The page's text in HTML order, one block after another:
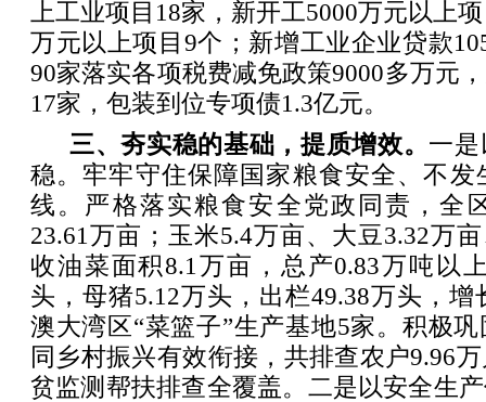
上工业项目18家，新开工5000万元以上
万元以上项目9个；新增工业企业贷款
90家落实各项税费减免政策9000多万元
17家，包装到位专项债1.3亿元。
三、夯实稳的基础，提质增效。 一
稳。牢牢守住保障国家粮食安全、不发
线。严格落实粮食安全党政同责，全
23.61万亩；玉米5.4万亩、大豆3.32万
收油菜面积8.1万亩，总产0.83万吨以
头，母猪5.12万头，出栏49.38万头，增
澳大湾区“菜篮子”生产基地5家。积极
同乡村振兴有效衔接，共排查农户9.96
贫监测帮扶排查全覆盖。二是以安全生